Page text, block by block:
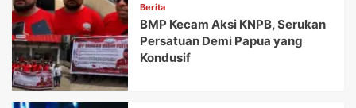
Berita
BMP Kecam Aksi KNPB, Serukan
Persatuan Demi Papua yang
Kondusif